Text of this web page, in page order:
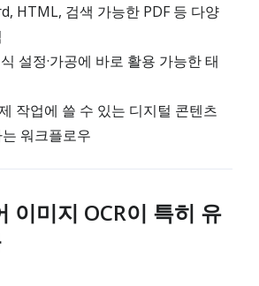
HTML, 검색 가능한 PDF 등 다양
설정·가공에 바로 활용 가능한 태
작업에 쓸 수 있는 디지털 콘텐츠
워크플로우
이미지 OCR이 특히 유